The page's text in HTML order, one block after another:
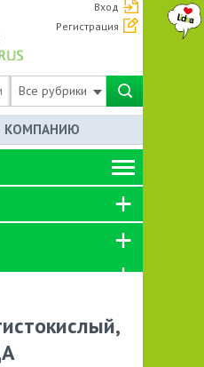
Вход
Регистрация
Все рубрики
КОМПАНИЮ